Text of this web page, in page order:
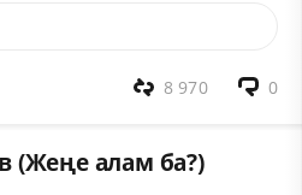
0
8 970
(Жеңе алам ба?)